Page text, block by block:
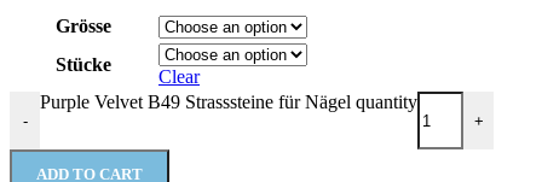
Grösse
Stücke
Clear
-
Purple Velvet B49 Strasssteine für Nägel quantity
+
ADD TO CART